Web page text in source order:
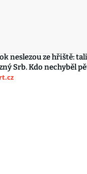
neslezou ze hřiště:
Srb. Kdo nechyběl